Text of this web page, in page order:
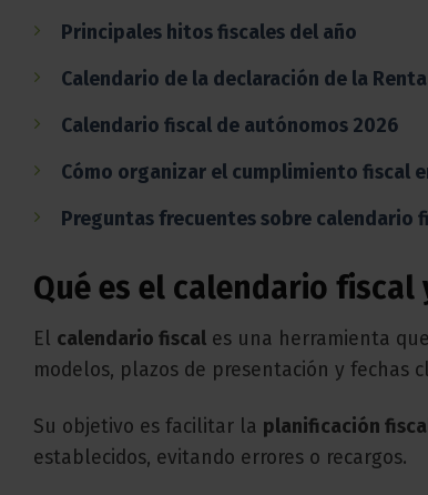
Principales hitos fiscales del año
Calendario de la declaración de la
Calendario fiscal de autónomos 2026
Cómo organizar el cumplimiento fiscal
Preguntas frecuentes sobre calendario
Qué es el calendario
El calendario fiscal es una herramienta
modelos, plazos de presentación y fechas
Su objetivo es facilitar la planificación
establecidos, evitando errores o recargos.